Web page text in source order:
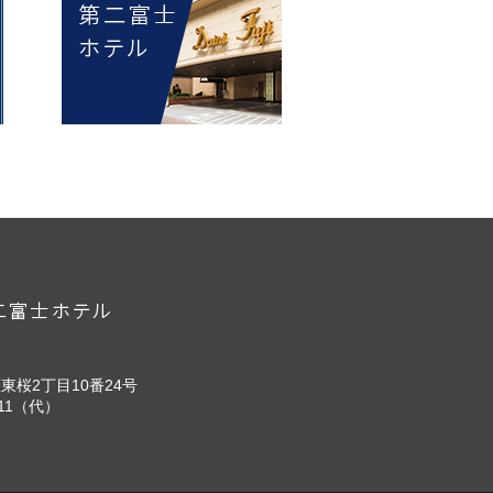
桜2丁目10番24号
（代）